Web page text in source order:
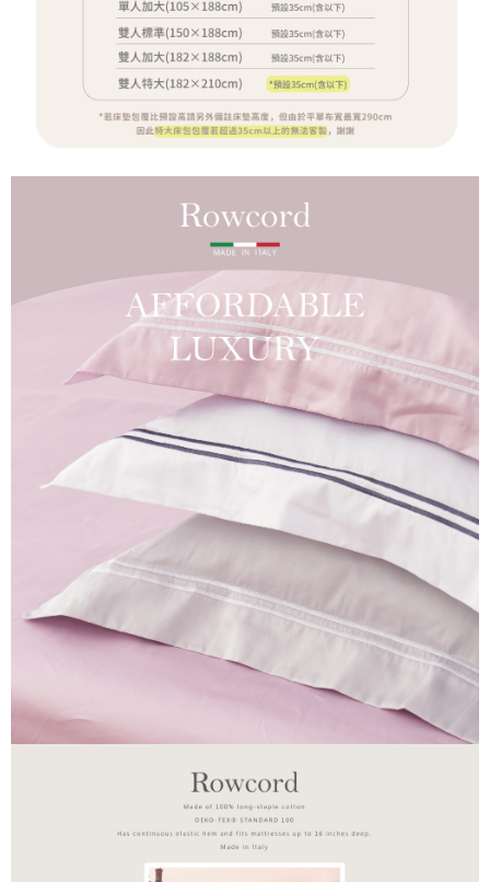
權轉讓予恩沛科技股份有限公司。
２．關於個人資料處理事宜，請瀏覽以下網址：
https://aftee.tw/terms/#terms3
３．未成年的使用者請事先徵得法定代理人或監護人之同意方可使用
「AFTEE先享後付」，若未經同意申辦者引起之損失，本公司不負相關責
４．使用「AFTEE先享後付」時，將依據個別帳號之用戶狀況，依本公司即
恩沛科技股份有限公司將有權停止該用戶之使用額度並採取法律行動。
付款後7-11取貨
每筆NT$65，滿NT$990(含以上)免運費
大型超重物流運送
每筆NT$150，滿NT$990(含以上)免運費